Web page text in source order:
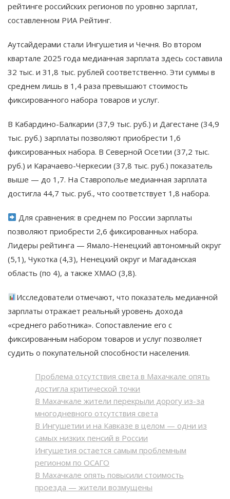
рейтинге российских регионов по уровню зарплат,
составленном РИА Рейтинг.
Аутсайдерами стали Ингушетия и Чечня. Во втором
квартале 2025 года медианная зарплата здесь составила
32 тыс. и 31,8 тыс. рублей соответственно. Эти суммы в
среднем лишь в 1,4 раза превышают стоимость
фиксированного набора товаров и услуг.
В Кабардино-Балкарии (37,9 тыс. руб.) и Дагестане (34,9
тыс. руб.) зарплаты позволяют приобрести 1,6
фиксированных набора. В Северной Осетии (37,2 тыс.
руб.) и Карачаево-Черкесии (37,8 тыс. руб.) показатель
выше — до 1,7. На Ставрополье медианная зарплата
достигла 44,7 тыс. руб., что соответствует 1,8 набора.
Для сравнения: в среднем по России зарплаты
позволяют приобрести 2,6 фиксированных набора.
Лидеры рейтинга — Ямало-Ненецкий автономный округ
(5,1), Чукотка (4,3), Ненецкий округ и Магаданская
область (по 4), а также ХМАО (3,8).
Исследователи отмечают, что показатель медианной
зарплаты отражает реальный уровень дохода
«среднего работника». Сопоставление его с
фиксированным набором товаров и услуг позволяет
судить о покупательной способности населения.
Проблема отсутствия света в Махачкале опять
достигла критической точки
В Махачкале жители перекрыли дорогу из-за
многодневного отсутствия света
В Ингушетии и на Кавказе в целом — одни из
самых низких пенсий в России
Ингушетия остается самым проблемным
регионом по ОСАГО
В Махачкале опять повысили стоимость
проезда — жители возмущены